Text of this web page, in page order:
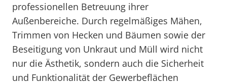
professionellen Betreuung ihrer
Außenbereiche. Durch regelmäßiges Mähen,
Trimmen von Hecken und Bäumen sowie der
Beseitigung von Unkraut und Müll wird nicht
nur die Ästhetik, sondern auch die Sicherheit
und Funktionalität der Gewerbeflächen